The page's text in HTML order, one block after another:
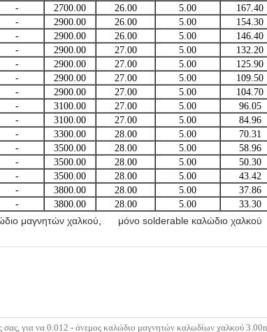
- 2700.00 26.00 5.00 167.40
- 2900.00 26.00 5.00 154.30
- 2900.00 26.00 5.00 146.40
- 2900.00 27.00 5.00 132.20
- 2900.00 27.00 5.00 125.90
- 2900.00 27.00 5.00 109.50
- 2900.00 27.00 5.00 104.70
- 3100.00 27.00 5.00 96.05
- 3100.00 27.00 5.00 84.96
- 3300.00 28.00 5.00 70.31
- 3500.00 28.00 5.00 58.96
- 3500.00 28.00 5.00 50.30
- 3500.00 28.00 5.00 43.42
- 3800.00 28.00 5.00 37.86
- 3800.00 28.00 5.00 33.30
μαγνητών χαλκού μόνο solderable καλώδιο χαλκού